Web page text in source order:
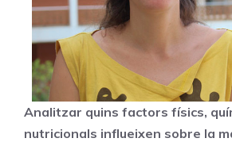
Analitzar quins factors físics,
nutricionals influeixen sobre la